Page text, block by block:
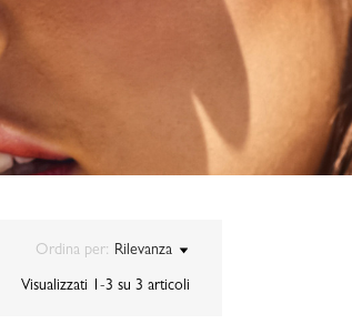
Ordina per: Rilevanza
Visualizzati 1-3 su 3 articoli